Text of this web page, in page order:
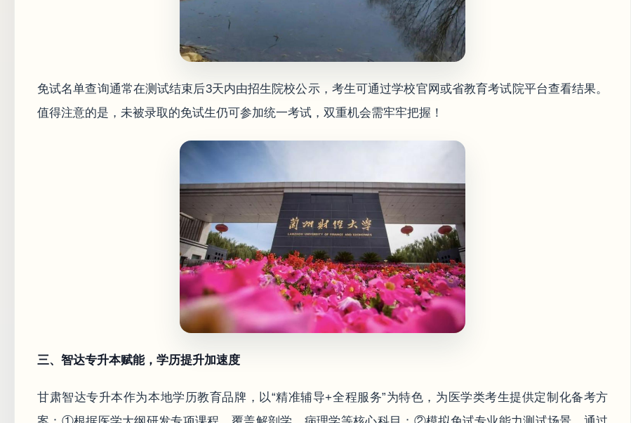
免试名单查询通常在测试结束后3天内由招生院校公示，考生可通过学校官网或省教育考试院平台查看结果。
值得注意的是，未被录取的免试生仍可参加统一考试，双重机会需牢牢把握！
三、智达专升本赋能，学历提升加速度
甘肃智达专升本作为本地学历教育品牌，以“精准辅导+全程服务”为特色，为医学类考生提供定制化备考方